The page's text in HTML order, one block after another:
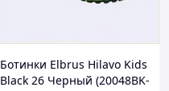
Ботинки Elbrus Hilavo Kids
Black 26 Черный (20048BK-